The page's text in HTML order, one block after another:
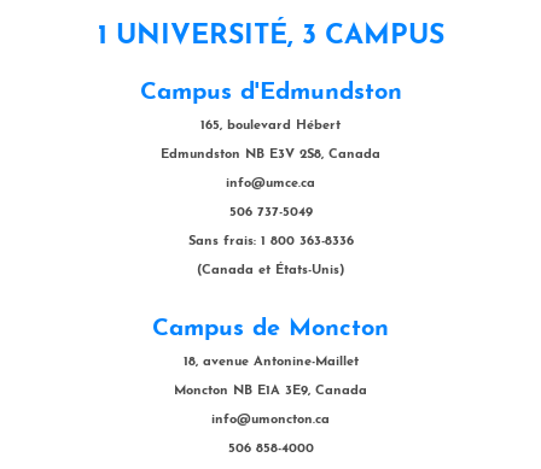
1 UNIVERSITÉ, 3 CAMPUS
Campus d'Edmundston
165, boulevard Hébert
Edmundston NB E3V 2S8, Canada
info@umce.ca
506 737-5049
Sans frais: 1 800 363-8336
(Canada et États-Unis)
Campus de Moncton
18, avenue Antonine-Maillet
Moncton NB E1A 3E9, Canada
info@umoncton.ca
506 858-4000